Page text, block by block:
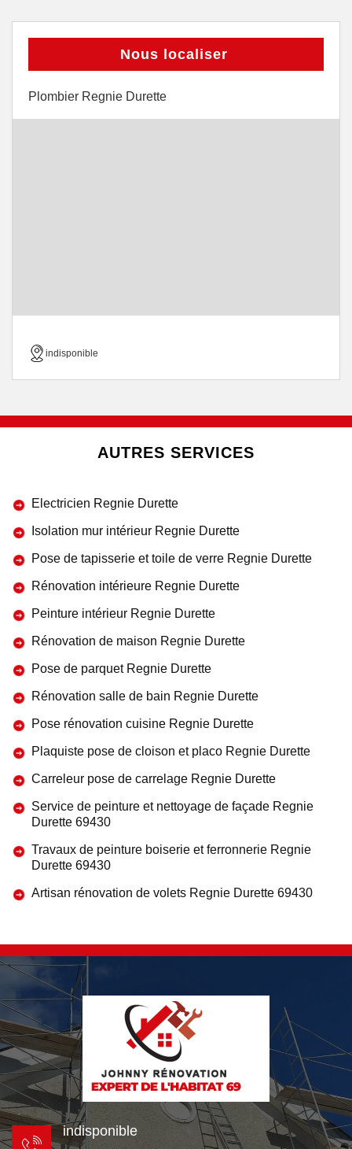
Nous localiser
Plombier Regnie Durette
indisponible
AUTRES SERVICES
Electricien Regnie Durette
Isolation mur intérieur Regnie Durette
Pose de tapisserie et toile de verre Regnie Durette
Rénovation intérieure Regnie Durette
Peinture intérieur Regnie Durette
Rénovation de maison Regnie Durette
Pose de parquet Regnie Durette
Rénovation salle de bain Regnie Durette
Pose rénovation cuisine Regnie Durette
Plaquiste pose de cloison et placo Regnie Durette
Carreleur pose de carrelage Regnie Durette
Service de peinture et nettoyage de façade Regnie
Durette 69430
Travaux de peinture boiserie et ferronnerie Regnie
Durette 69430
Artisan rénovation de volets Regnie Durette 69430
indisponible